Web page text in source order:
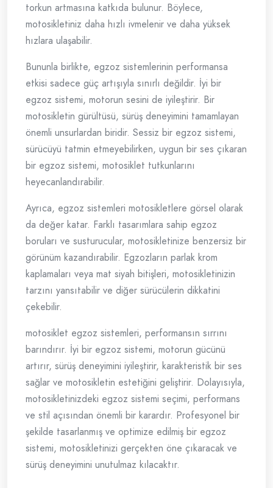
torkun artmasına katkıda bulunur. Böylece,
motosikletiniz daha hızlı ivmelenir ve daha yüksek
hızlara ulaşabilir.
Bununla birlikte, egzoz sistemlerinin performansa
etkisi sadece güç artışıyla sınırlı değildir. İyi bir
egzoz sistemi, motorun sesini de iyileştirir. Bir
motosikletin gürültüsü, sürüş deneyimini tamamlayan
önemli unsurlardan biridir. Sessiz bir egzoz sistemi,
sürücüyü tatmin etmeyebilirken, uygun bir ses çıkaran
bir egzoz sistemi, motosiklet tutkunlarını
heyecanlandırabilir.
Ayrıca, egzoz sistemleri motosikletlere görsel olarak
da değer katar. Farklı tasarımlara sahip egzoz
boruları ve susturucular, motosikletinize benzersiz bir
görünüm kazandırabilir. Egzozların parlak krom
kaplamaları veya mat siyah bitişleri, motosikletinizin
tarzını yansıtabilir ve diğer sürücülerin dikkatini
çekebilir.
motosiklet egzoz sistemleri, performansın sırrını
barındırır. İyi bir egzoz sistemi, motorun gücünü
artırır, sürüş deneyimini iyileştirir, karakteristik bir ses
sağlar ve motosikletin estetiğini geliştirir. Dolayısıyla,
motosikletinizdeki egzoz sistemi seçimi, performans
ve stil açısından önemli bir karardır. Profesyonel bir
şekilde tasarlanmış ve optimize edilmiş bir egzoz
sistemi, motosikletinizi gerçekten öne çıkaracak ve
sürüş deneyimini unutulmaz kılacaktır.